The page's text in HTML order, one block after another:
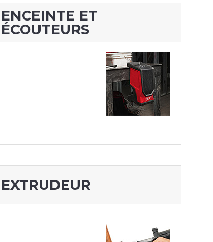
ENCEINTE ET
ÉCOUTEURS
EXTRUDEUR